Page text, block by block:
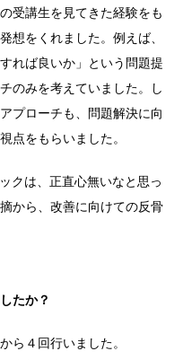
受講生を見てきた経験をも
想をくれました。例えば、
れば良いか」という問題提
のみを考えていました。し
プローチも、問題解決に向
点をもらいました。
クは、正直心無いなと思っ
から、改善に向けての反骨
たか？
ら４回行いました。